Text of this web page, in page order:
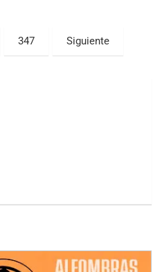
347 Siguiente